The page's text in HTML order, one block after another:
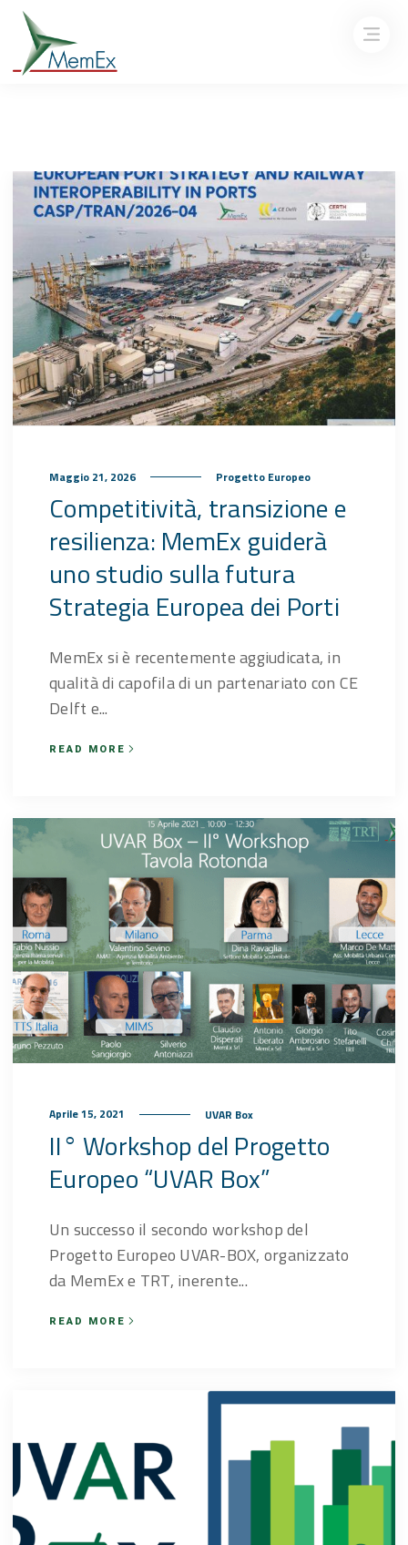
Maggio 21, 2026 Progetto Europeo
Competitività, transizione e
resilienza: MemEx guiderà
uno studio sulla futura
Strategia Europea dei Porti
MemEx si è recentemente aggiudicata, in
qualità di capofila di un partenariato con CE
Delft e...
READ MORE
Aprile 15, 2021 UVAR Box
II° Workshop del Progetto
Europeo “UVAR Box”
Un successo il secondo workshop del
Progetto Europeo UVAR-BOX, organizzato
da MemEx e TRT, inerente...
READ MORE